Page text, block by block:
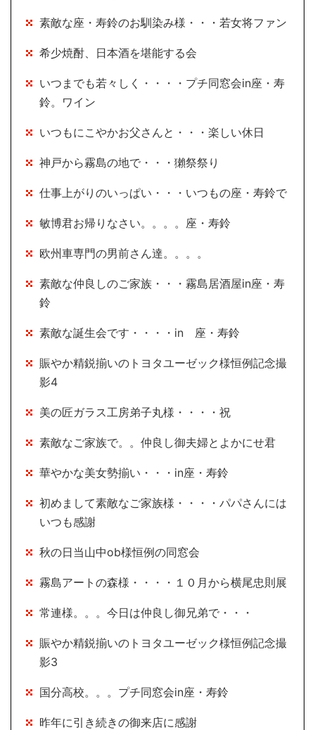
素敵な座・寿鈴のお馴染み様・・・若女将ファン
希少焼酎、日本酒を堪能する会
いつまでも若々しく・・・・プチ同窓会in座・寿
鈴。ワイン
いつもにこやかお父さんと・・・楽しい休日
神戸から霧島の地で・・・獺祭祭り
仕事上がりのいっぱい・・・いつもの座・寿鈴で
敏博君お帰りなさい。。。。座・寿鈴
欧州車専門の男前さん達。。。。
素敵な仲良しのご家族・・・霧島居酒屋in座・寿
鈴
素敵な誕生会です・・・・in 座・寿鈴
賑やか精鋭揃いのトヨタユーゼック様恒例記念撮
影4
美の匠ガラス工房弟子丸様・・・・祝
素敵なご家族で。。仲良し御夫婦とよかにせ君
華やかな美女勢揃い・・・in座・寿鈴
初めまして素敵なご家族様・・・・パパさんには
いつも感謝
秋の日当山中ob様恒例の同窓会
霧島アートの森様・・・・１０月から横尾忠則展
常連様。。。今日は仲良し御兄弟で・・・
賑やか精鋭揃いのトヨタユーゼック様恒例記念撮
影3
国分高校。。。プチ同窓会in座・寿鈴
昨年に引き続きの御来店に感謝